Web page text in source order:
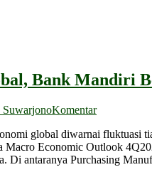
Bank Mandiri
SuwarjonoKomentar
global diwarnai fluktuasi
Economic Outlook
Di antaranya ​Purchasing